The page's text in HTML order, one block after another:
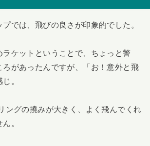
では、飛びの良さが印象的でした。
ラケットということで、ちょっと警
ろがあったんですが、「お！意外と飛
。
ングの撓みが大きく、よく飛んでくれ
。